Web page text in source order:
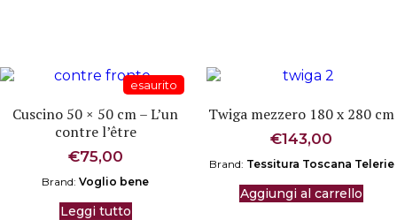
Cuscino 50 × 50 cm – L’un
contre l’être
€75,00
Brand:Voglio bene
Leggi tutto
Twiga mezzero 180 x 280 cm
€143,00
Brand: Tessitura Toscana Telerie
Aggiungi al carrello